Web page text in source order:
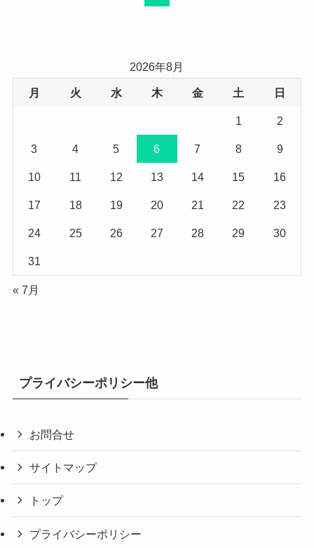
2026年8月
月 火 水 木 金 土 日
1 2
3 4 5 6 7 8 9
10 11 12 13 14 15 16
17 18 19 20 21 22 23
24 25 26 27 28 29 30
31
« 7月
プライバシーポリシー他
お問合せ
サイトマップ
トップ
プライバシーポリシー